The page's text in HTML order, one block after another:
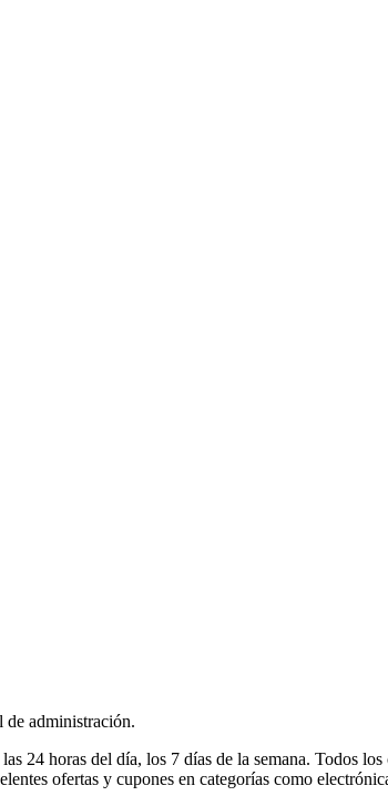
de administración.
24 horas del día, los 7 días de la semana. Todos
ofertas y cupones en categorías como